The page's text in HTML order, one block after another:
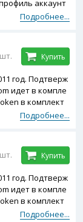
аккаунт
MIX ip.Подробнее...
год. Подтверж
идет в компле
в комплект
Подробнее...
Купить
год. Подтверж
идет в компле
в комплект
Подробнее...
Купить